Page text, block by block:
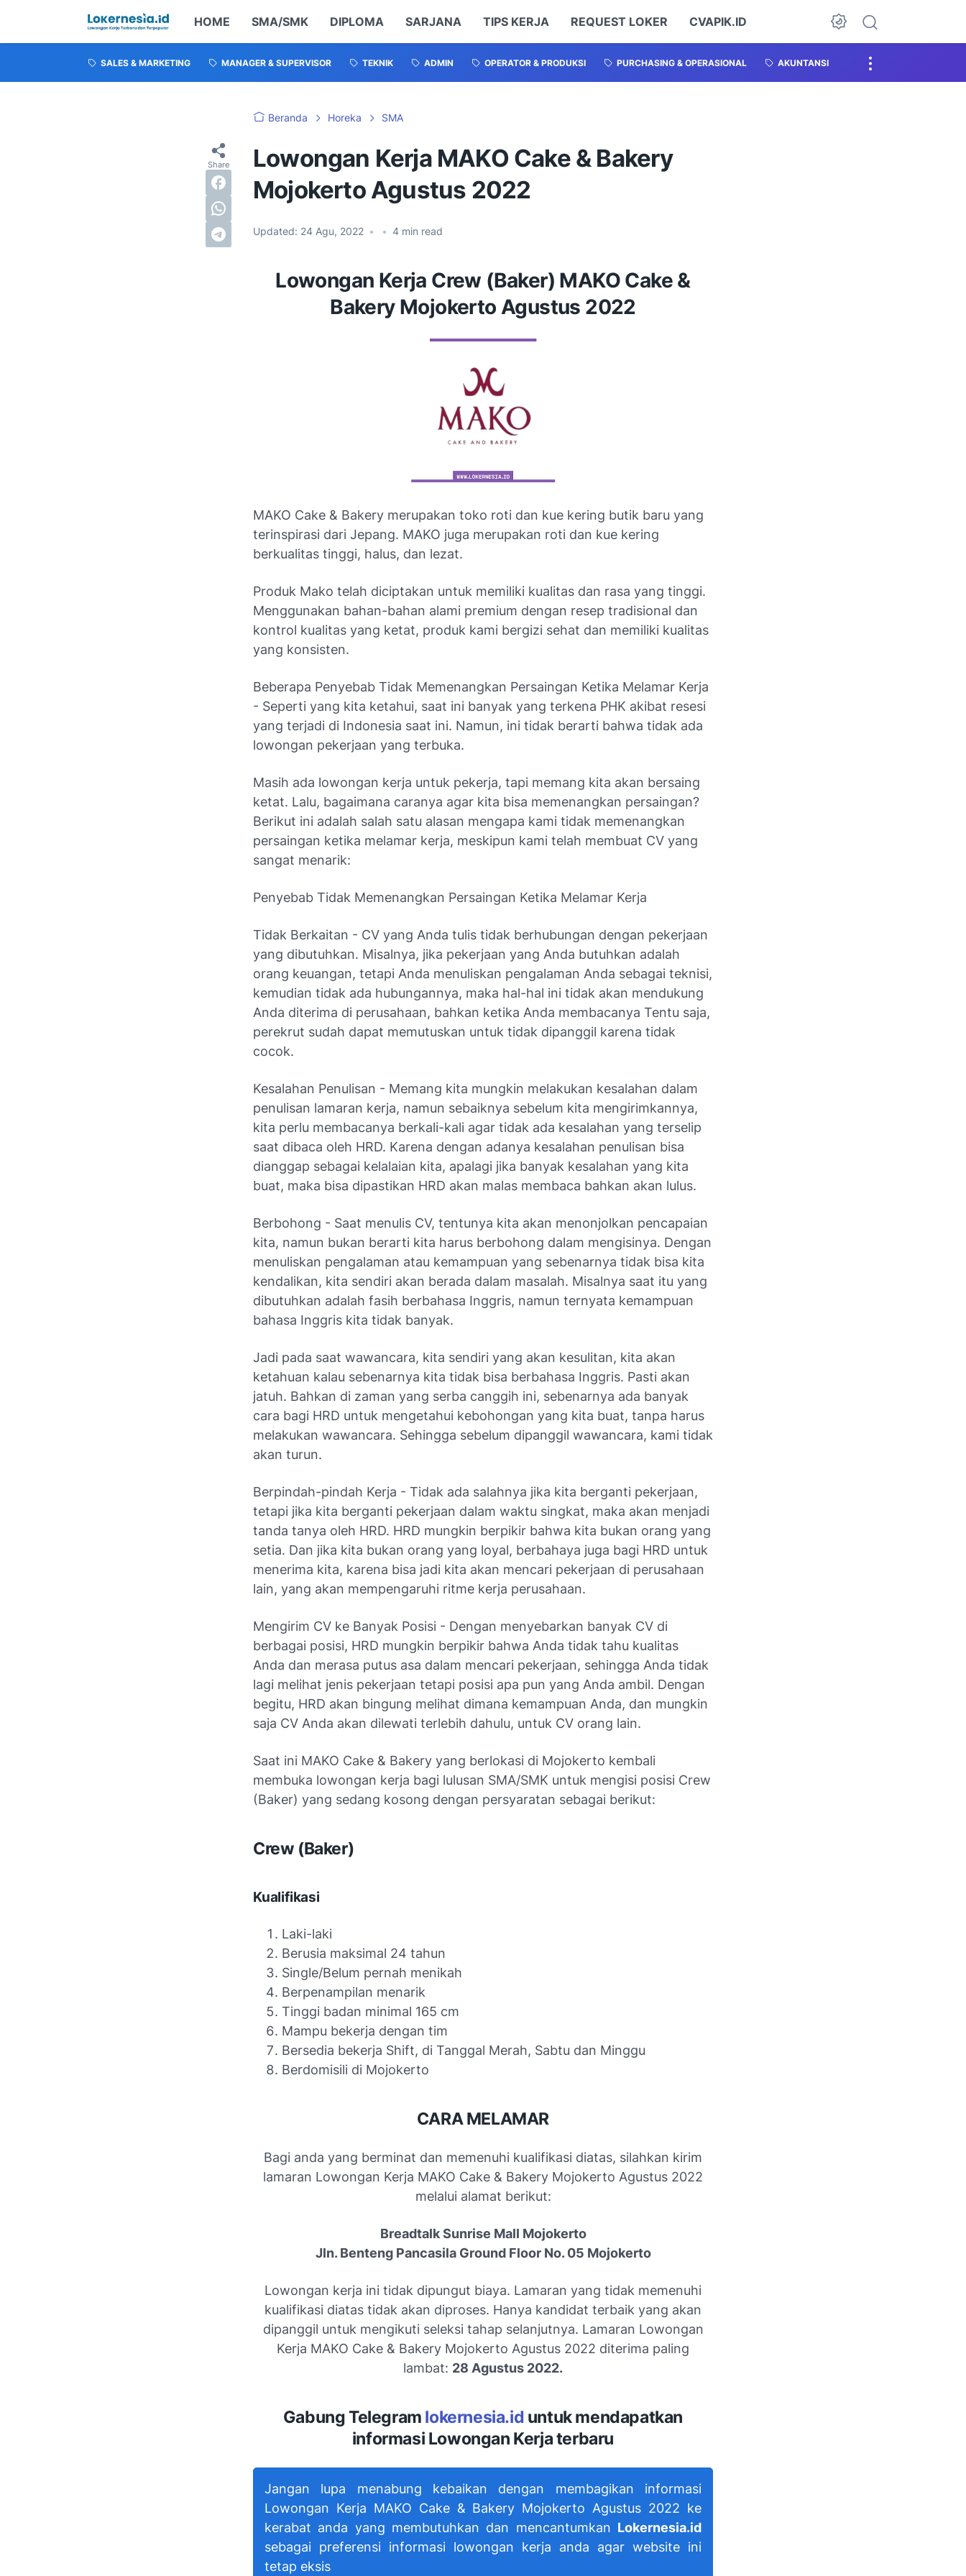
HOME SMA/SMK DIPLOMA SARJANA TIPS KERJA REQUEST LOKER CVAPIK.ID
SALES & MARKETING MANAGER & SUPERVISOR TEKNIK ADMIN OPERATOR & PRODUKSI PURCHASING & OPERASIONAL AKUNTANSI
Beranda Horeka SMA
Lowongan Kerja MAKO Cake & Bakery
Mojokerto Agustus 2022
Updated: 24 Agu, 2022 • • 4 min read
Lowongan Kerja Crew (Baker) MAKO Cake &
Bakery Mojokerto Agustus 2022
MAKO Cake & Bakery merupakan toko roti dan kue kering butik baru yang
terinspirasi dari Jepang. MAKO juga merupakan roti dan kue kering
berkualitas tinggi, halus, dan lezat.
Produk Mako telah diciptakan untuk memiliki kualitas dan rasa yang tinggi.
Menggunakan bahan-bahan alami premium dengan resep tradisional dan
kontrol kualitas yang ketat, produk kami bergizi sehat dan memiliki kualitas
yang konsisten.
Beberapa Penyebab Tidak Memenangkan Persaingan Ketika Melamar Kerja
- Seperti yang kita ketahui, saat ini banyak yang terkena PHK akibat resesi
yang terjadi di Indonesia saat ini. Namun, ini tidak berarti bahwa tidak ada
lowongan pekerjaan yang terbuka.
Masih ada lowongan kerja untuk pekerja, tapi memang kita akan bersaing
ketat. Lalu, bagaimana caranya agar kita bisa memenangkan persaingan?
Berikut ini adalah salah satu alasan mengapa kami tidak memenangkan
persaingan ketika melamar kerja, meskipun kami telah membuat CV yang
sangat menarik:
Penyebab Tidak Memenangkan Persaingan Ketika Melamar Kerja
Tidak Berkaitan - CV yang Anda tulis tidak berhubungan dengan pekerjaan
yang dibutuhkan. Misalnya, jika pekerjaan yang Anda butuhkan adalah
orang keuangan, tetapi Anda menuliskan pengalaman Anda sebagai teknisi,
kemudian tidak ada hubungannya, maka hal-hal ini tidak akan mendukung
Anda diterima di perusahaan, bahkan ketika Anda membacanya Tentu saja,
perekrut sudah dapat memutuskan untuk tidak dipanggil karena tidak
cocok.
Kesalahan Penulisan - Memang kita mungkin melakukan kesalahan dalam
penulisan lamaran kerja, namun sebaiknya sebelum kita mengirimkannya,
kita perlu membacanya berkali-kali agar tidak ada kesalahan yang terselip
saat dibaca oleh HRD. Karena dengan adanya kesalahan penulisan bisa
dianggap sebagai kelalaian kita, apalagi jika banyak kesalahan yang kita
buat, maka bisa dipastikan HRD akan malas membaca bahkan akan lulus.
Berbohong - Saat menulis CV, tentunya kita akan menonjolkan pencapaian
kita, namun bukan berarti kita harus berbohong dalam mengisinya. Dengan
menuliskan pengalaman atau kemampuan yang sebenarnya tidak bisa kita
kendalikan, kita sendiri akan berada dalam masalah. Misalnya saat itu yang
dibutuhkan adalah fasih berbahasa Inggris, namun ternyata kemampuan
bahasa Inggris kita tidak banyak.
Jadi pada saat wawancara, kita sendiri yang akan kesulitan, kita akan
ketahuan kalau sebenarnya kita tidak bisa berbahasa Inggris. Pasti akan
jatuh. Bahkan di zaman yang serba canggih ini, sebenarnya ada banyak
cara bagi HRD untuk mengetahui kebohongan yang kita buat, tanpa harus
melakukan wawancara. Sehingga sebelum dipanggil wawancara, kami tidak
akan turun.
Berpindah-pindah Kerja - Tidak ada salahnya jika kita berganti pekerjaan,
tetapi jika kita berganti pekerjaan dalam waktu singkat, maka akan menjadi
tanda tanya oleh HRD. HRD mungkin berpikir bahwa kita bukan orang yang
setia. Dan jika kita bukan orang yang loyal, berbahaya juga bagi HRD untuk
menerima kita, karena bisa jadi kita akan mencari pekerjaan di perusahaan
lain, yang akan mempengaruhi ritme kerja perusahaan.
Mengirim CV ke Banyak Posisi - Dengan menyebarkan banyak CV di
berbagai posisi, HRD mungkin berpikir bahwa Anda tidak tahu kualitas
Anda dan merasa putus asa dalam mencari pekerjaan, sehingga Anda tidak
lagi melihat jenis pekerjaan tetapi posisi apa pun yang Anda ambil. Dengan
begitu, HRD akan bingung melihat dimana kemampuan Anda, dan mungkin
saja CV Anda akan dilewati terlebih dahulu, untuk CV orang lain.
Saat ini MAKO Cake & Bakery yang berlokasi di Mojokerto kembali
membuka lowongan kerja bagi lulusan SMA/SMK untuk mengisi posisi Crew
(Baker) yang sedang kosong dengan persyaratan sebagai berikut:
Crew (Baker)
Kualifikasi
Laki-laki
Berusia maksimal 24 tahun
Single/Belum pernah menikah
Berpenampilan menarik
Tinggi badan minimal 165 cm
Mampu bekerja dengan tim
Bersedia bekerja Shift, di Tanggal Merah, Sabtu dan Minggu
Berdomisili di Mojokerto
CARA MELAMAR
Bagi anda yang berminat dan memenuhi kualifikasi diatas, silahkan kirim
lamaran Lowongan Kerja MAKO Cake & Bakery Mojokerto Agustus 2022
melalui alamat berikut:
Breadtalk Sunrise Mall Mojokerto
Jln. Benteng Pancasila Ground Floor No. 05 Mojokerto
Lowongan kerja ini tidak dipungut biaya. Lamaran yang tidak memenuhi
kualifikasi diatas tidak akan diproses. Hanya kandidat terbaik yang akan
dipanggil untuk mengikuti seleksi tahap selanjutnya. Lamaran Lowongan
Kerja MAKO Cake & Bakery Mojokerto Agustus 2022 diterima paling
lambat: 28 Agustus 2022.
Gabung Telegram lokernesia.id untuk mendapatkan
informasi Lowongan Kerja terbaru
Jangan lupa menabung kebaikan dengan membagikan informasi
Lowongan Kerja MAKO Cake & Bakery Mojokerto Agustus 2022 ke
kerabat anda yang membutuhkan dan mencantumkan Lokernesia.id
sebagai preferensi informasi lowongan kerja anda agar website ini
tetap eksis